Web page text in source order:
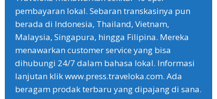
pembayaran lokal. Sebaran transkasinya pun
berada di Indonesia, Thailand, Vietnam,
Malaysia, Singapura, hingga Filipina. Mereka
menawarkan customer service yang bisa
dihubungi 24/7 dalam bahasa lokal. Informasi
lanjutan klik www.press.traveloka.com. Ada
beragam prodak terbaru yang dipajang di sana.